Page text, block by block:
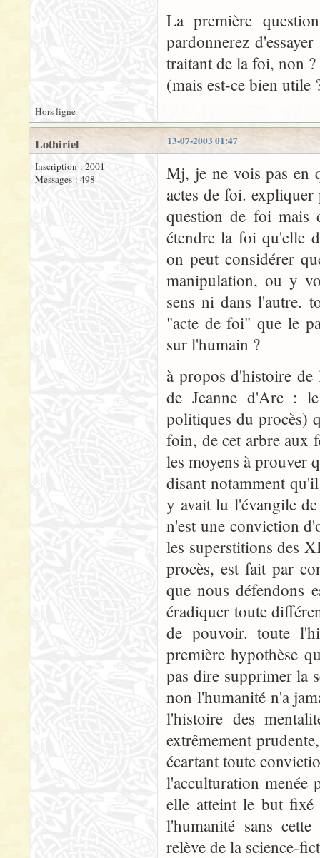
La première
pardonnerez
traitant de la foi, non ?
(mais est-ce bien utile
Hors ligne
13-07-2003 01:47
Lothiriel
Inscription : 2001
Messages : 498
Mj, je ne vois pas en
actes de foi.
question de foi mais
étendre la foi qu'elle
on peut considérer
manipulation, ou y
sens ni dans l'autre.
"acte de foi" que le
sur l'humain ?
à propos d'histoire
de Jeanne d'Arc :
politiques du procès)
foin, de cet arbre aux
les moyens à prouver
disant notamment
y avait lu l'évangile
n'est une conviction
les superstitions des
procès, est fait par
que nous défendons
éradiquer toute
de pouvoir. toute
première hypothèse
pas dire supprimer la
non l'humanité n'a
l'histoire des
extrêmement
écartant toute
l'acculturation menée
elle atteint le but fixé
l'humanité sans
relève de la science-